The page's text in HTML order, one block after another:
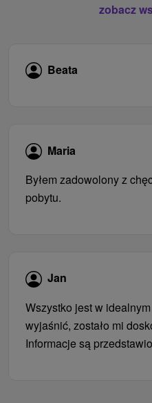
zobacz
Beata
Maria
Byłem zadowolony z
pobytu.
Jan
Wszystko jest w
wyjaśnić, zostało mi
Informacje są